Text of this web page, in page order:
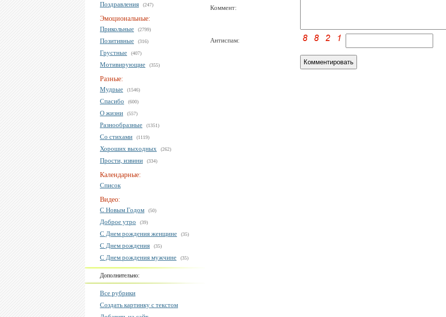
Поздравления (247)
Эмоциональные:
Прикольные
(2799)
Позитивные (316)
Грустные (407)
Мотивирующие (355)
Разные:
Мудрые
(1546)
Спасибо (600)
О жизни (557)
Разнообразные (1351)
Со стихами (1119)
Хороших выходных (262)
Прости, извини (334)
Календарные:
Список
Видео:
С Новым Годом
(50)
Доброе утро (39)
С Днем рождения женщине (35)
С Днем рождения (35)
С Днем рождения мужчине (35)
Дополнительно:
Все рубрики
Создать картинку с текстом
Коммент:
Антиспам: